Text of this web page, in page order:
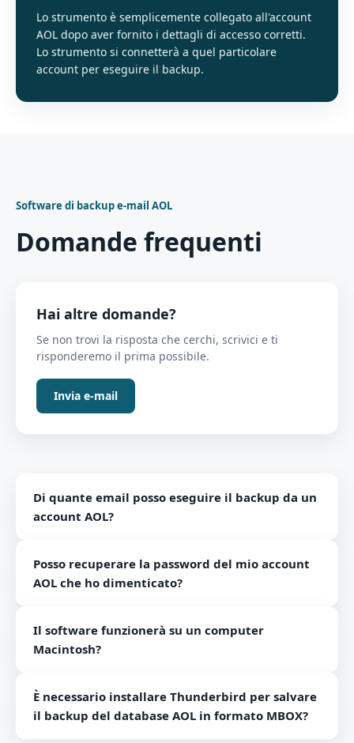
Lo strumento è semplicemente collegato all'account
AOL dopo aver fornito i dettagli di accesso corretti.
Lo strumento si connetterà a quel particolare
account per eseguire il backup.
Software di backup e-mail AOL
Domande frequenti
Hai altre domande?
Se non trovi la risposta che cerchi, scrivici e ti
risponderemo il prima possibile.
Invia e-mail
Di quante email posso eseguire il backup da un
account AOL?
strumento è in grado di eseguire il backup di un
numero illimitato di database AOL.
Posso recuperare la password del mio account
AOL che ho dimenticato?
password.
Il software funzionerà su un computer
Macintosh?
solo su piattaforme Windows. Non può essere
installato su computer Mac.
È necessario installare Thunderbird per salvare
il backup del database AOL in formato MBOX?